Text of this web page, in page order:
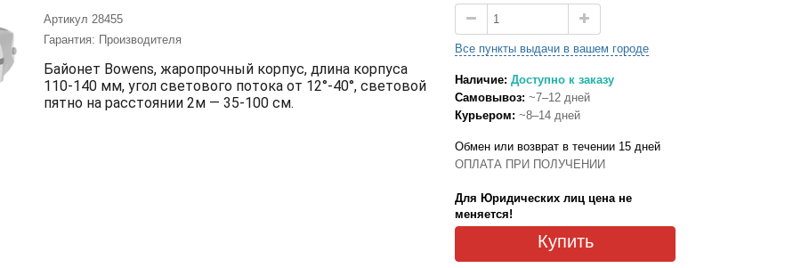
Артикул 28455
Гарантия: Производителя
Байонет Bowens, жаропрочный корпус, длина корпуса
110-140 мм, угол светового потока от 12°-40°, световой
пятно на расстоянии 2м — 35-100 см.
Все пункты выдачи в вашем городе
Наличие: Доступно к заказу
Самовывоз: ~7–12 дней
Курьером: ~8–14 дней
Обмен или возврат в течении 15 дней
ОПЛАТА ПРИ ПОЛУЧЕНИИ
Для Юридических лиц цена не
меняется!
Купить